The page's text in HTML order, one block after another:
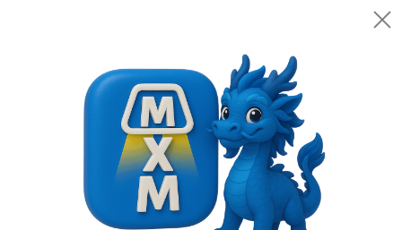
Открыть
Категории Светильники
Люстры